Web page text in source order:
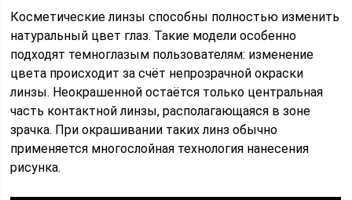
Косметические линзы способны полностью изменить
натуральный цвет глаз. Такие модели особенно
подходят темноглазым пользователям: изменение
цвета происходит за счёт непрозрачной окраски
линзы. Неокрашенной остаётся только центральная
часть контактной линзы, располагающаяся в зоне
зрачка. При окрашивании таких линз обычно
применяется многослойная технология нанесения
рисунка.